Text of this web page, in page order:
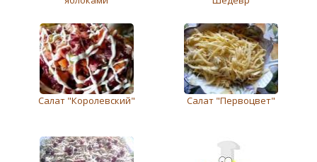
Салат "Королeвский" Салат "Первоцвет"